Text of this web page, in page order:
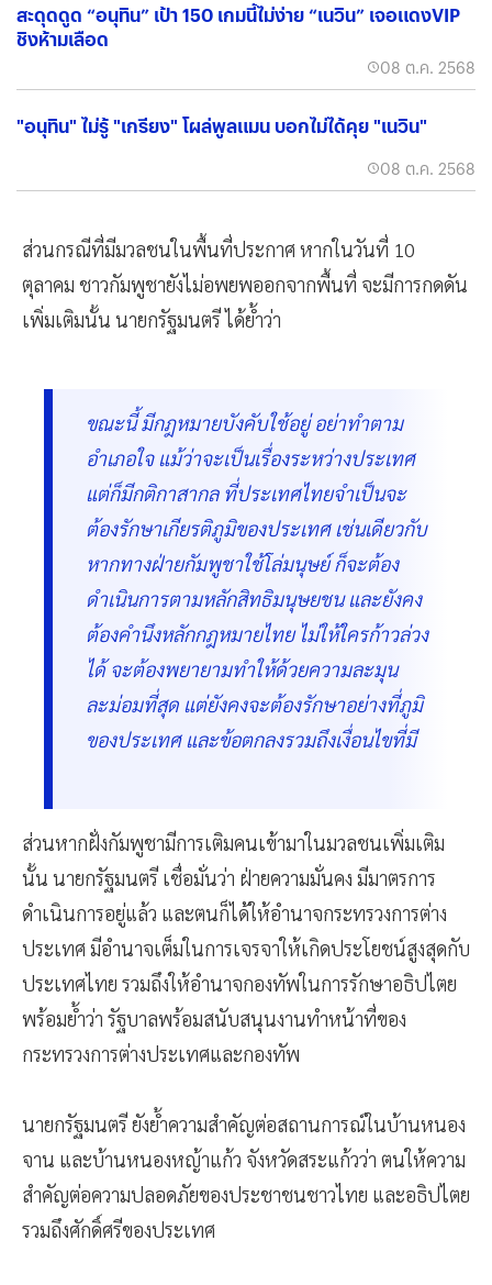
สะดุดดูด “อนุทิน” เป้า 150 เกมนี้ไม่ง่าย “เนวิน” เจอแดงVIP
ชิงห้ามเลือด
08 ต.ค. 2568
"อนุทิน" ไม่รู้ "เกรียง" โผล่พูลแมน บอกไม่ได้คุย "เนวิน"
08 ต.ค. 2568
ส่วนกรณีที่มีมวลชนในพื้นที่ประกาศ หากในวันที่ 10
ตุลาคม ชาวกัมพูชายังไม่อพยพออกจากพื้นที่ จะมีการกดดัน
เพิ่มเติมนั้น นายกรัฐมนตรี ได้ย้ำว่า
ขณะนี้ มีกฎหมายบังคับใช้อยู่ อย่าทำตาม
อำเภอใจ แม้ว่าจะเป็นเรื่องระหว่างประเทศ
แต่ก็มีกติกาสากล ที่ประเทศไทยจำเป็นจะ
ต้องรักษาเกียรติภูมิของประเทศ เช่นเดียวกับ
หากทางฝ่ายกัมพูชาใช้โล่มนุษย์ ก็จะต้อง
ดำเนินการตามหลักสิทธิมนุษยชน และยังคง
ต้องคำนึงหลักกฎหมายไทย ไม่ให้ใครก้าวล่วง
ได้ จะต้องพยายามทำให้ด้วยความละมุน
ละม่อมที่สุด แต่ยังคงจะต้องรักษาอย่างที่ภูมิ
ของประเทศ และข้อตกลงรวมถึงเงื่อนไขที่มี
ส่วนหากฝั่งกัมพูชามีการเติมคนเข้ามาในมวลชนเพิ่มเติม
นั้น นายกรัฐมนตรี เชื่อมั่นว่า ฝ่ายความมั่นคง มีมาตรการ
ดำเนินการอยู่แล้ว และตนก็ได้ให้อำนาจกระทรวงการต่าง
ประเทศ มีอำนาจเต็มในการเจรจาให้เกิดประโยชน์สูงสุดกับ
ประเทศไทย รวมถึงให้อำนาจกองทัพในการรักษาอธิปไตย
พร้อมย้ำว่า รัฐบาลพร้อมสนับสนุนงานทำหน้าที่ของ
กระทรวงการต่างประเทศและกองทัพ
นายกรัฐมนตรี ยังย้ำความสำคัญต่อสถานการณ์ในบ้านหนอง
จาน และบ้านหนองหญ้าแก้ว จังหวัดสระแก้วว่า ตนให้ความ
สำคัญต่อความปลอดภัยของประชาชนชาวไทย และอธิปไตย
รวมถึงศักดิ์ศรีของประเทศ